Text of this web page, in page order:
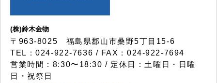
(株)鈴木金物
〒963-8025 福島県郡山市桑野5丁目15-6
TEL：024-922-7636 / FAX：024-922-7694
営業時間：8:30〜18:30 / 定休日：土曜日・日曜
日・祝祭日